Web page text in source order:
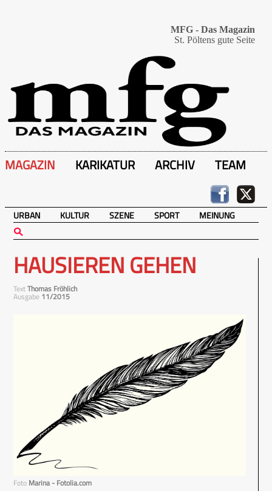
MFG - Das Magazin
St. Pöltens gute Seite
MAGAZIN KARIKATUR ARCHIV TEAM
URBAN KULTUR SZENE SPORT MEINUNG
HAUSIEREN GEHEN
TextThomas Fröhlich
Ausgabe 11/2015
Foto Marina - Fotolia.com